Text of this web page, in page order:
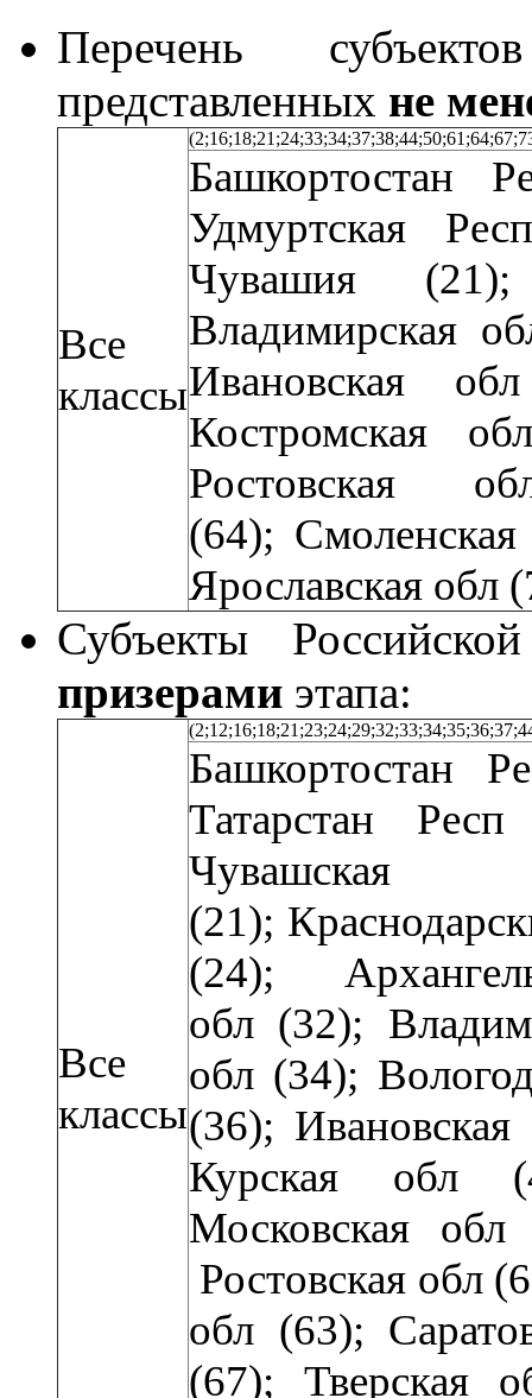
Перечень
представленных не
Все
классы
Башкортостан
Удмуртская
Чувашия
Владимирская
Ивановская
Костромская
Ростовская
(64);
Ярославская обл
Субъекты
призерами этапа:
Все
классы
Башкортостан
Татарстан
Чувашская
(21);
(24);
обл (32);
обл (34);
(36);
Курская обл
Московская
Ростовская обл
обл (63);
(67); Тверская